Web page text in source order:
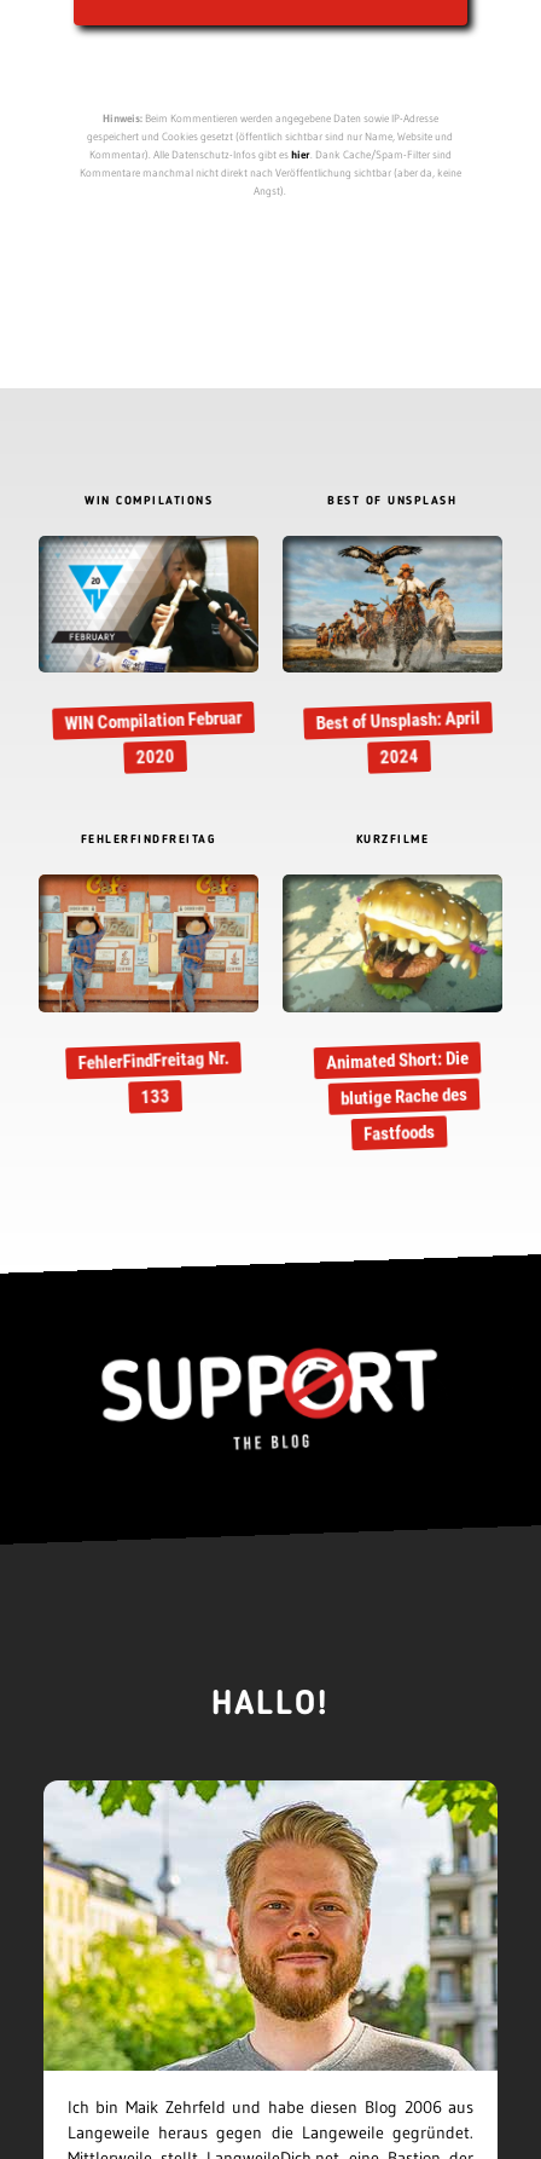
Hinweis:Beim Kommentieren werden angegebene Daten sowie IP-Adresse
gespeichert und Cookies gesetzt (öffentlich sichtbar sind nur Name, Website und
Kommentar). Alle Datenschutz-Infos gibt eshier. Dank Cache/Spam-Filter sind
Kommentare manchmal nicht direkt nach Veröffentlichung sichtbar (aber da, keine
Angst).
WIN COMPILATIONS
WIN Compilation Februar
2020
BEST OF UNSPLASH
Best of Unsplash: April
2024
FEHLERFINDFREITAG
FehlerFindFreitag Nr.
133
KURZFILME
Animated Short: Die
blutige Rache des
Fastfoods
HALLO!
Ich bin Maik Zehrfeld und habe diesen Blog 2006 aus
Langeweile heraus gegen die Langeweile gegründet.